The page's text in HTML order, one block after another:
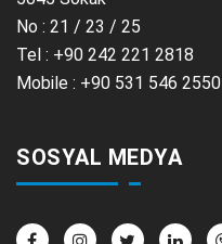
No : 21 / 23 / 25
Tel : +90 242 221 2818
Mobile : +90 531 546 2550
SOSYAL MEDYA